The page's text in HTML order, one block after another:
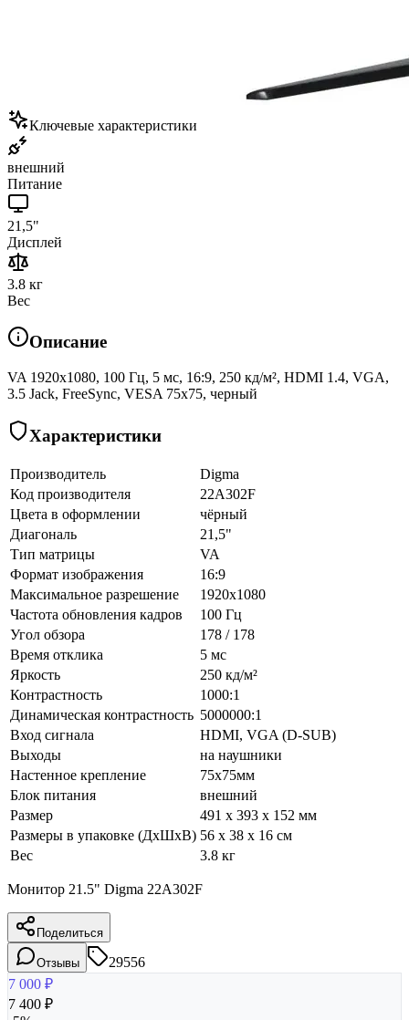
Ключевые характеристики
внешний
Питание
21,5"
Дисплей
3.8 кг
Вес
Описание
VA 1920x1080, 100 Гц, 5 мс, 16:9, 250 кд/м², HDMI 1.4, VGA,
3.5 Jack, FreeSync, VESA 75х75, черный
Характеристики
Производитель
Digma
Код производителя
22A302F
Цвета в оформлении
чёрный
Диагональ
21,5"
Тип матрицы
VA
Формат изображения
16:9
Максимальное разрешение
1920x1080
Частота обновления кадров
100 Гц
Угол обзора
178 / 178
Время отклика
5 мс
Яркость
250 кд/м²
Контрастность
1000:1
Динамическая контрастность 5000000:1
Вход сигнала
HDMI, VGA (D-SUB)
Выходы
на наушники
Настенное крепление
75x75мм
Блок питания
внешний
Размер
491 x 393 x 152 мм
Размеры в упаковке (ДхШхВ) 56 x 38 x 16 см
Вес
3.8 кг
Монитор 21.5" Digma 22A302F
Поделиться
Отзывы
29556
7 000 ₽
7 400 ₽